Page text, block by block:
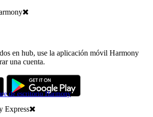
en hub, use la aplicación móvil Harmony
una cuenta.
de escritorio Harmony?
Express